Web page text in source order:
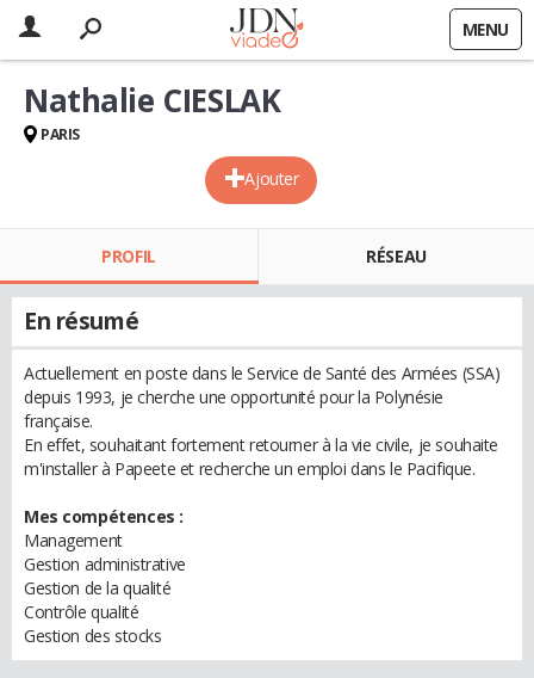
MENU
Ajouter
Nathalie CIESLAK
PARIS
PROFIL RÉSEAU
En résumé
Actuellement en poste dans le Service de Santé des Armées (SSA)
depuis 1993, je cherche une opportunité pour la Polynésie
française.
En effet, souhaitant fortement retourner à la vie civile, je souhaite
m'installer à Papeete et recherche un emploi dans le Pacifique.
Mes compétences :
Management
Gestion administrative
Gestion de la qualité
Contrôle qualité
Gestion des stocks